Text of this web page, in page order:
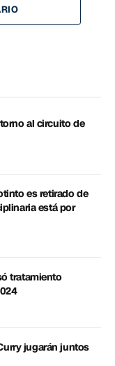
al circuito de
es retirado de
está por
tratamiento
jugarán juntos